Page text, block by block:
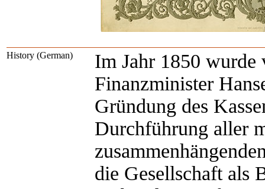
History (German)
Im Jahr 1850 wurde
Finanzminister
Gründung des
Durchführung aller
die Gesellschaft als